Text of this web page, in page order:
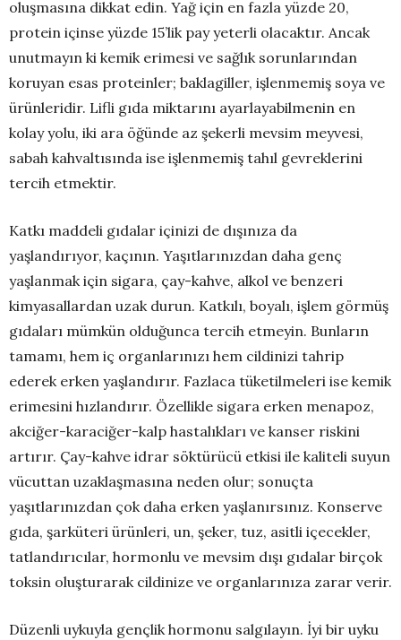
oluşmasına dikkat edin. Yağ için en fazla yüzde 20,
protein içinse yüzde 15’lik pay yeterli olacaktır. Ancak
unutmayın ki kemik erimesi ve sağlık sorunlarından
koruyan esas proteinler; baklagiller, işlenmemiş soya ve
ürünleridir. Lifli gıda miktarını ayarlayabilmenin en
kolay yolu, iki ara öğünde az şekerli mevsim meyvesi,
sabah kahvaltısında ise işlenmemiş tahıl gevreklerini
tercih etmektir.
Katkı maddeli gıdalar içinizi de dışınıza da
yaşlandırıyor, kaçının. Yaşıtlarınızdan daha genç
yaşlanmak için sigara, çay-kahve, alkol ve benzeri
kimyasallardan uzak durun. Katkılı, boyalı, işlem görmüş
gıdaları mümkün olduğunca tercih etmeyin. Bunların
tamamı, hem iç organlarınızı hem cildinizi tahrip
ederek erken yaşlandırır. Fazlaca tüketilmeleri ise kemik
erimesini hızlandırır. Özellikle sigara erken menapoz,
akciğer-karaciğer-kalp hastalıkları ve kanser riskini
artırır. Çay-kahve idrar söktürücü etkisi ile kaliteli suyun
vücuttan uzaklaşmasına neden olur; sonuçta
yaşıtlarınızdan çok daha erken yaşlanırsınız. Konserve
gıda, şarküteri ürünleri, un, şeker, tuz, asitli içecekler,
tatlandırıcılar, hormonlu ve mevsim dışı gıdalar birçok
toksin oluşturarak cildinize ve organlarınıza zarar verir.
Düzenli uykuyla gençlik hormonu salgılayın. İyi bir uyku